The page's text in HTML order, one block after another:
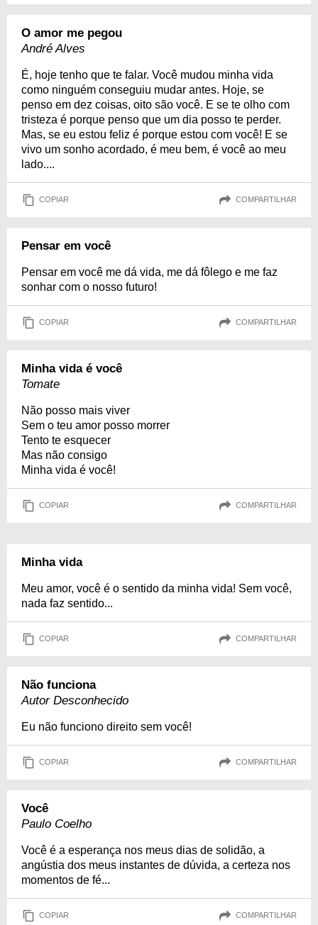
O amor me pegou
André Alves
É, hoje tenho que te falar. Você mudou minha vida
como ninguém conseguiu mudar antes. Hoje, se
penso em dez coisas, oito são você. E se te olho com
tristeza é porque penso que um dia posso te perder.
Mas, se eu estou feliz é porque estou com você! E se
vivo um sonho acordado, é meu bem, é você ao meu
lado....
COPIAR COMPARTILHAR
Pensar em você
Pensar em você me dá vida, me dá fôlego e me faz
sonhar com o nosso futuro!
COPIAR COMPARTILHAR
Minha vida é você
Tomate
Não posso mais viver
Sem o teu amor posso morrer
Tento te esquecer
Mas não consigo
Minha vida é você!
COPIAR COMPARTILHAR
Minha vida
Meu amor, você é o sentido da minha vida! Sem você,
nada faz sentido...
COPIAR COMPARTILHAR
Não funciona
Autor Desconhecido
Eu não funciono direito sem você!
COPIAR COMPARTILHAR
Você
Paulo Coelho
Você é a esperança nos meus dias de solidão, a
angústia dos meus instantes de dúvida, a certeza nos
momentos de fé...
COPIAR COMPARTILHAR